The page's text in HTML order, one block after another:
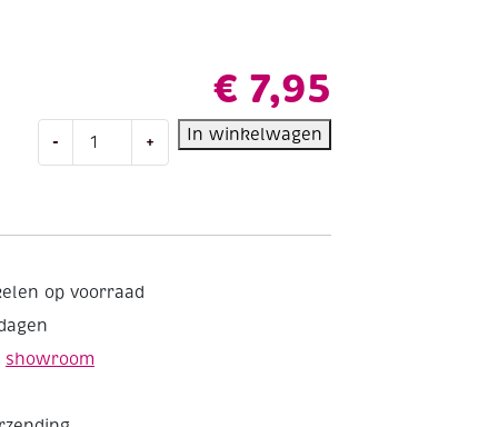
€ 7,95
-
Dreamcatcher/dromenvanger,
complete
+ In winkelwagen
op voorraad
showroom